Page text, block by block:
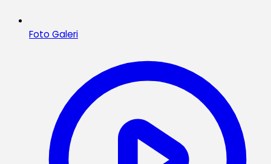
Foto Galeri